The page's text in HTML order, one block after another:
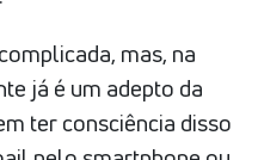
mas, na
já é um adepto da
ter consciência disso